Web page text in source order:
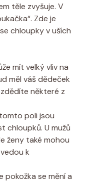
těle zvyšuje. V
Zde je
chloupky v uších
mít velký vliv na
měl váš dědeček
zdědíte některé z
poli jsou
chloupků. U mužů
ženy také mohou
k
pokožka se mění a